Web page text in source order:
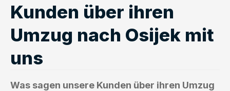
Kunden über ihren
Umzug nach Osijek mit
uns
Was sagen unsere Kunden über ihren Umzug